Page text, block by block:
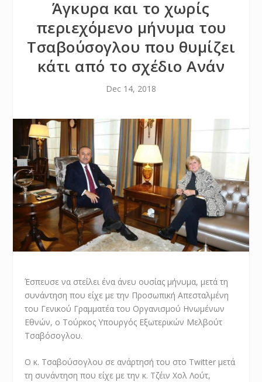
Άγκυρα και το χωρίς
περιεχόμενο μήνυμα του
Τσαβούσογλου που θυμίζει
κάτι από το σχέδιο Ανάν
Dec 14, 2018
Έσπευσε να στείλει ένα άνευ ουσίας μήνυμα, μετά τη
συνάντηση που είχε με την Προσωπική Απεσταλμένη
του Γενικού Γραμματέα του Οργανισμού Ηνωμένων
Εθνών, ο Τούρκος Υπουργός Εξωτερικών Μελβούτ
Τσαβόσογλου.
Ο κ. Τσαβούσογλου σε ανάρτησή του στο Twitter μετά
τη συνάντηση που είχε με την κ. Τζέιν Χολ Λούτ,